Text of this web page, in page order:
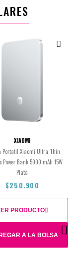
XIAOMI
Portatil Xiaomi Ultra Thin
Power Bank 5000 mAh 15W
Plata
$250.900
A LA BOLSA
PRODUCTO